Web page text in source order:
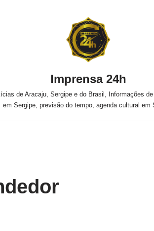
Imprensa 24h
de Aracaju, Sergipe e do Brasil, Informações
em Sergipe, previsão do tempo, agenda cultural em